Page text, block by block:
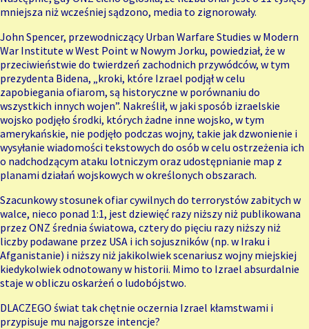
mniejsza niż wcześniej sądzono, media to zignorowały.
John Spencer, przewodniczący Urban Warfare Studies w Modern
War Institute w West Point w Nowym Jorku, powiedział, że w
przeciwieństwie do twierdzeń zachodnich przywódców, w tym
prezydenta Bidena, „kroki, które Izrael podjął w celu
zapobiegania ofiarom, są historyczne w porównaniu do
wszystkich innych wojen”. Nakreślił, w jaki sposób izraelskie
wojsko podjęło środki, których żadne inne wojsko, w tym
amerykańskie, nie podjęło podczas wojny, takie jak dzwonienie i
wysyłanie wiadomości tekstowych do osób w celu ostrzeżenia ich
o nadchodzącym ataku lotniczym oraz udostępnianie map z
planami działań wojskowych w określonych obszarach.
Szacunkowy stosunek ofiar cywilnych do terrorystów zabitych w
walce, nieco ponad 1:1, jest dziewięć razy niższy niż publikowana
przez ONZ średnia światowa, cztery do pięciu razy niższy niż
liczby podawane przez USA i ich sojuszników (np. w Iraku i
Afganistanie) i niższy niż jakikolwiek scenariusz wojny miejskiej
kiedykolwiek odnotowany w historii. Mimo to Izrael absurdalnie
staje w obliczu oskarżeń o ludobójstwo.
DLACZEGO świat tak chętnie oczernia Izrael kłamstwami i
przypisuje mu najgorsze intencje?